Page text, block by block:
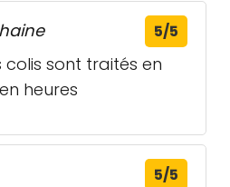
5/5
colis sont traités en
heures
5/5